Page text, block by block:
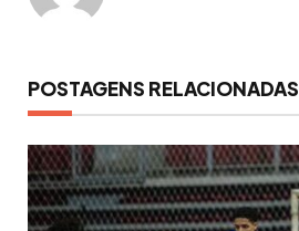
POSTAGENS RELACIONADAS